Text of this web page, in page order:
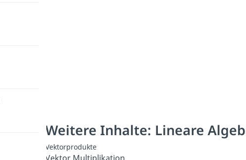
Weitere Inhalte: Lineare
Vektorprodukte